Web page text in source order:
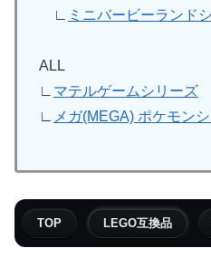
∟ ミニバービーランド
ALL
∟ マテルゲームシリーズ
∟ メガ(MEGA) ポケモン
TOP LEGO互換品